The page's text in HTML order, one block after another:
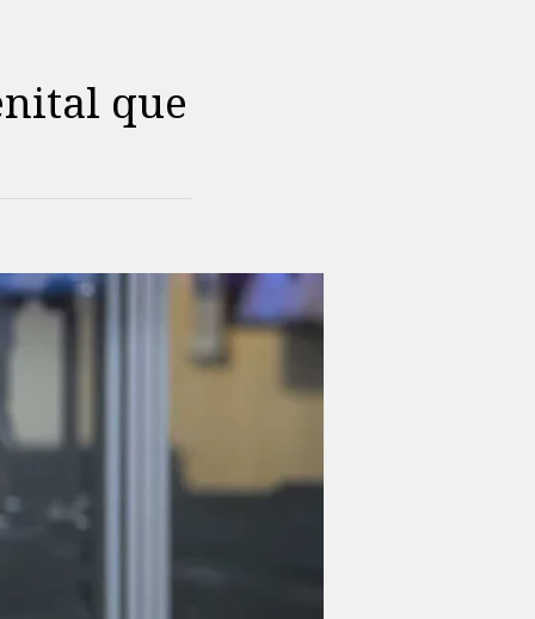
que